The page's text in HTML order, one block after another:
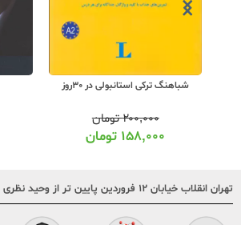
شباهنگ ترکی استانبولی در 30روز
۲۰۰,۰۰۰تومان
۱۵۸,۰۰۰ تومان
تهران انقلاب خیابان ۱۲ فروردین پایین تر از وحید نظری پلاک ۲۴۹